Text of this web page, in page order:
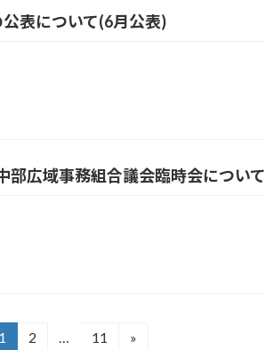
表について(6月公表)
部広域事務組合議会臨時会について
固
1
固
2 …
固
11 »